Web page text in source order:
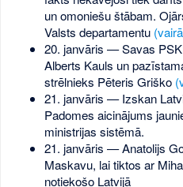
un omoniešu štābam.
Valsts departamentu
20. janvāris — Savas
Alberts Kauls un
strēlnieks Pēteris Griško
21. janvāris — Izskan
Padomes aicinājums
ministrijas sistēmā.
21. janvāris — Anatolijs
Maskavu, lai tiktos ar
notiekošo Latvijā